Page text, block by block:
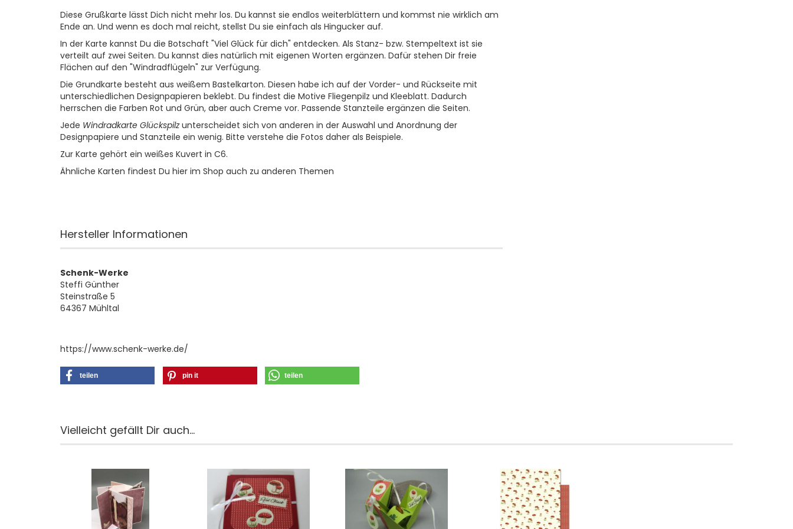
Diese Grußkarte lässt Dich nicht mehr los. Du kannst sie endlos weiterblättern und kommst nie wirklich am
Ende an. Und wenn es doch mal reicht, stellst Du sie einfach als Hingucker auf.
In der Karte kannst Du die Botschaft "Viel Glück für dich" entdecken. Als Stanz- bzw. Stempeltext ist sie
verteilt auf zwei Seiten. Du kannst dies natürlich mit eigenen Worten ergänzen. Dafür stehen Dir freie
Flächen auf den "Windradflügeln" zur Verfügung.
Die Grundkarte besteht aus weißem Bastelkarton. Diesen habe ich auf der Vorder- und Rückseite mit
unterschiedlichen Designpapieren beklebt. Du findest die Motive Fliegenpilz und Kleeblatt. Dadurch
herrschen die Farben Rot und Grün, aber auch Creme vor. Passende Stanzteile ergänzen die Seiten.
Jede Windradkarte Glückspilzunterscheidet sich von anderen in der Auswahl und Anordnung der
Designpapiere und Stanzteile ein wenig. Bitte verstehe die Fotos daher als Beispiele.
Zur Karte gehört ein weißes Kuvert in C6.
Ähnliche Karten findest Du hier im Shop auch zu anderen Themen
Hersteller Informationen
Schenk-Werke
Steffi Günther
Steinstraße 5
64367 Mühltal
https://www.schenk-werke.de/
teilen pin it teilen
Vielleicht gefällt Dir auch...